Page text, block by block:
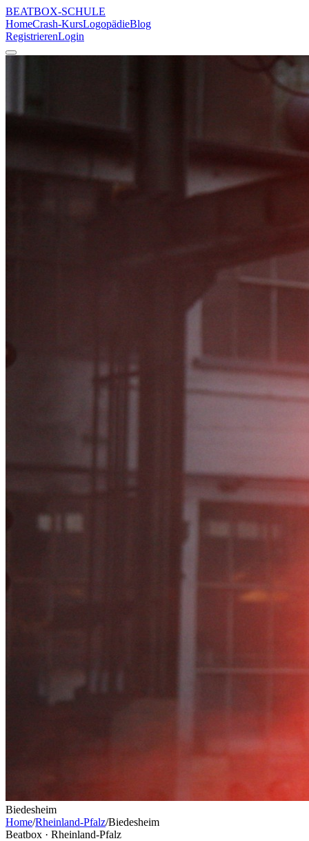
BEATBOX-SCHULE
HomeCrash-KursLogopädieBlog
RegistrierenLogin
Biedesheim
Home/Rheinland-Pfalz/Biedesheim
Beatbox · Rheinland-Pfalz